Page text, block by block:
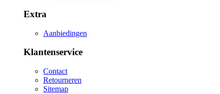
Extra
Aanbiedingen
Klantenservice
Contact
Retourneren
Sitemap